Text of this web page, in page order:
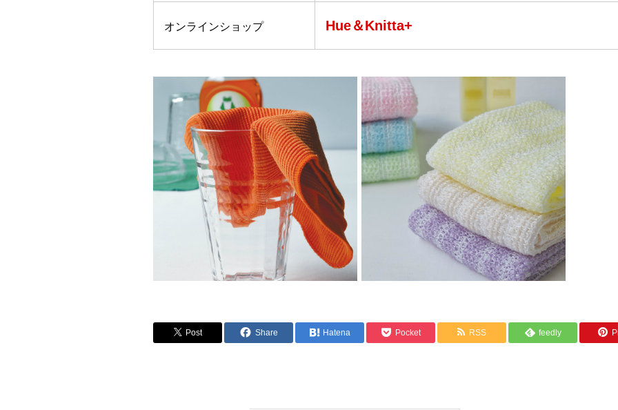
オンラインショップ Hue＆Knitta+
Post Share Hatena Pocket RSS feedly